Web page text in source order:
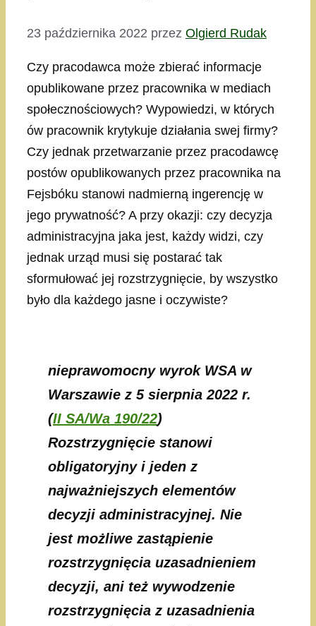
23 października 2022 przez Olgierd Rudak
Czy pracodawca może zbierać informacje
opublikowane przez pracownika w mediach
społecznościowych? Wypowiedzi, w których
ów pracownik krytykuje działania swej firmy?
Czy jednak przetwarzanie przez pracodawcę
postów opublikowanych przez pracownika na
Fejsbóku stanowi nadmierną ingerencję w
jego prywatność? A przy okazji: czy decyzja
administracyjna jaka jest, każdy widzi, czy
jednak urząd musi się postarać tak
sformułować jej rozstrzygnięcie, by wszystko
było dla każdego jasne i oczywiste?
nieprawomocny wyrok WSA w
Warszawie z 5 sierpnia 2022 r.
(II SA/Wa 190/22)
Rozstrzygnięcie stanowi
obligatoryjny i jeden z
najważniejszych elementów
decyzji administracyjnej. Nie
jest możliwe zastąpienie
rozstrzygnięcia uzasadnieniem
decyzji, ani też wywodzenie
rozstrzygnięcia z uzasadnienia